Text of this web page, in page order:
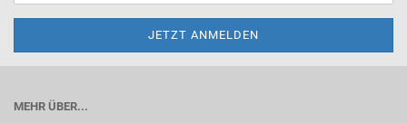
MEHR ÜBER...